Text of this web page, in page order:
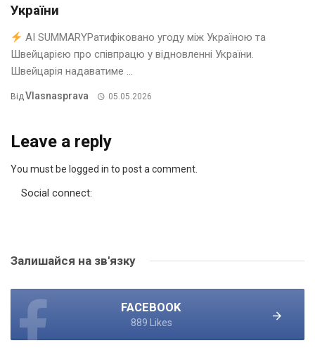
України
AI SUMMARYРатифіковано угоду між Україною та
Швейцарією про співпрацю у відновленні України.
Швейцарія надаватиме ...
ВідVlasnasprava 05.05.2026
Leave a reply
You must be logged in to post a comment.
Social connect:
Залишайся на зв'язку
FACEBOOK
889 Likes